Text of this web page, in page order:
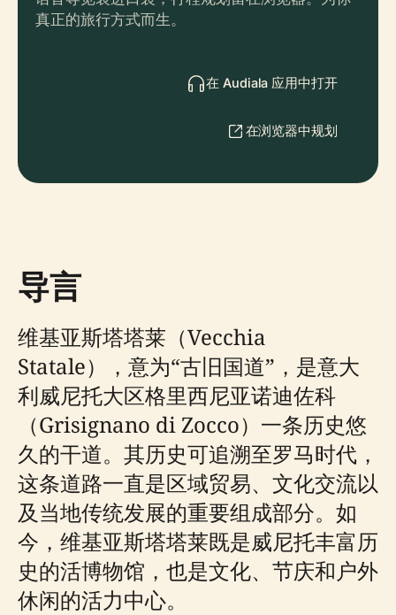
真正的旅行方式而生。
在 Audiala 应用中打开
在浏览器中规划
导言
维基亚斯塔塔莱（Vecchia
Statale），意为“古旧国道”，是意大
利威尼托大区格里西尼亚诺迪佐科
（Grisignano di Zocco）一条历史悠
久的干道。其历史可追溯至罗马时代，
这条道路一直是区域贸易、文化交流以
及当地传统发展的重要组成部分。如
今，维基亚斯塔塔莱既是威尼托丰富历
史的活博物馆，也是文化、节庆和户外
休闲的活力中心。